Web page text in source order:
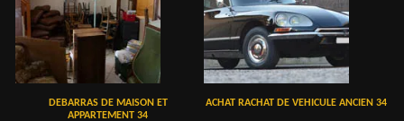
DEBARRAS DE MAISON ET
APPARTEMENT 34
ACHAT RACHAT DE VEHICULE ANCIEN 34